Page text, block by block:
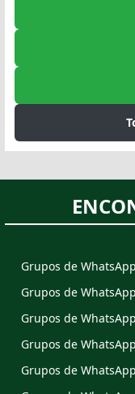
Grupos de
Grupos de
Grupos de
Grupos de
Grupos de